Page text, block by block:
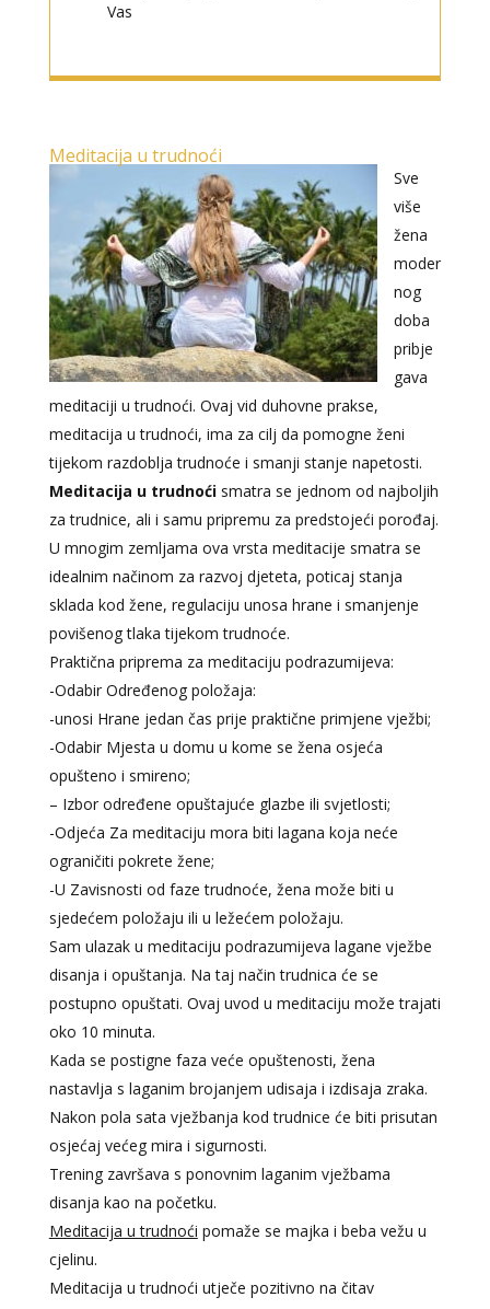
Vas
Meditacija u trudnoći
Sve
više
žena
moder
nog
doba
pribje
gava
meditaciji u trudnoći. Ovaj vid duhovne prakse,
meditacija u trudnoći, ima za cilj da pomogne ženi
tijekom razdoblja trudnoće i smanji stanje napetosti.
Meditacija u trudnoćismatra se jednom od najboljih
za trudnice, ali i samu pripremu za predstojeći porođaj.
U mnogim zemljama ova vrsta meditacije smatra se
idealnim načinom za razvoj djeteta, poticaj stanja
sklada kod žene, regulaciju unosa hrane i smanjenje
povišenog tlaka tijekom trudnoće.
Praktična priprema za meditaciju podrazumijeva:
-Odabir Određenog položaja:
-unosi Hrane jedan čas prije praktične primjene vježbi;
-Odabir Mjesta u domu u kome se žena osjeća
opušteno i smireno;
– Izbor određene opuštajuće glazbe ili svjetlosti;
-Odjeća Za meditaciju mora biti lagana koja neće
ograničiti pokrete žene;
-U Zavisnosti od faze trudnoće, žena može biti u
sjedećem položaju ili u ležećem položaju.
Sam ulazak u meditaciju podrazumijeva lagane vježbe
disanja i opuštanja. Na taj način trudnica će se
postupno opuštati. Ovaj uvod u meditaciju može trajati
oko 10 minuta.
Kada se postigne faza veće opuštenosti, žena
nastavlja s laganim brojanjem udisaja i izdisaja zraka.
Nakon pola sata vježbanja kod trudnice će biti prisutan
osjećaj većeg mira i sigurnosti.
Trening završava s ponovnim laganim vježbama
disanja kao na početku.
Meditacija u trudnoći pomaže se majka i beba vežu u
cjelinu.
Meditacija u trudnoći utječe pozitivno na čitav